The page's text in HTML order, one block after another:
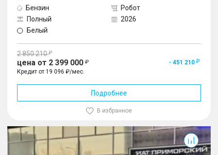
Бензин
Робот
Полный
2026
Белый
2 850 210
цена от 2 399 000
- 451 210
Кредит от 19 096 ₽/мес.
Подробнее
В избранное